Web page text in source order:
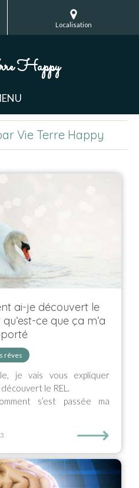
Localisation
Happy
Vie Terre Happy
ai-je découvert le
ce que ça m’a
rêves
je vais vous expliquer
le REL.
s’est passée ma
⟶